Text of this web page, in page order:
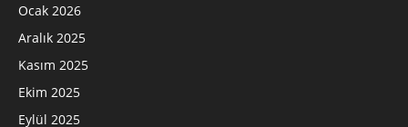
Ocak 2026
Aralık 2025
Kasım 2025
Ekim 2025
Eylül 2025